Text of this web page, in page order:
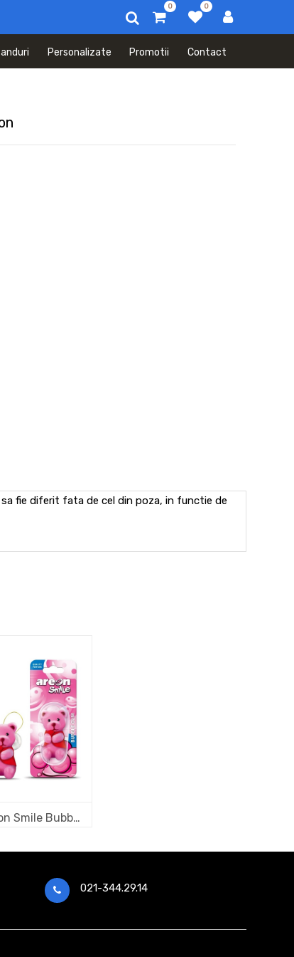
0 0
Personalizate Promotii Contact
fie diferit fata de cel din poza, in functie de
Areon Smile Bubble Gum
021-344.29.14